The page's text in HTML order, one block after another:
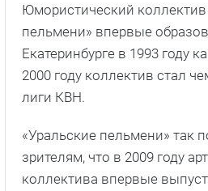
Юмористический коллектив
пельмени» впервые
Екатеринбурге в 1993 году
2000 году коллектив стал
лиги КВН.
«Уральские пельмени» так
зрителям, что в 2009 году
коллектива впервые